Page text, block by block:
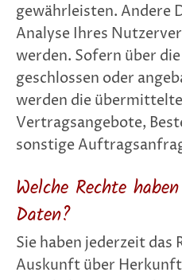
gewährleisten. Andere
Analyse Ihres
werden. Sofern über
geschlossen oder
werden die
Vertragsangebote,
sonstige
Welche Rechte
Daten?
Sie haben jederzeit
Auskunft über